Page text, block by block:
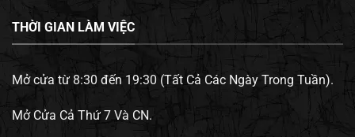
THỜI GIAN LÀM VIỆC
Mở cửa từ 8:30 đến 19:30 (Tất Cả Các Ngày Trong Tuần).
Mở Cửa Cả Thứ 7 Và CN.